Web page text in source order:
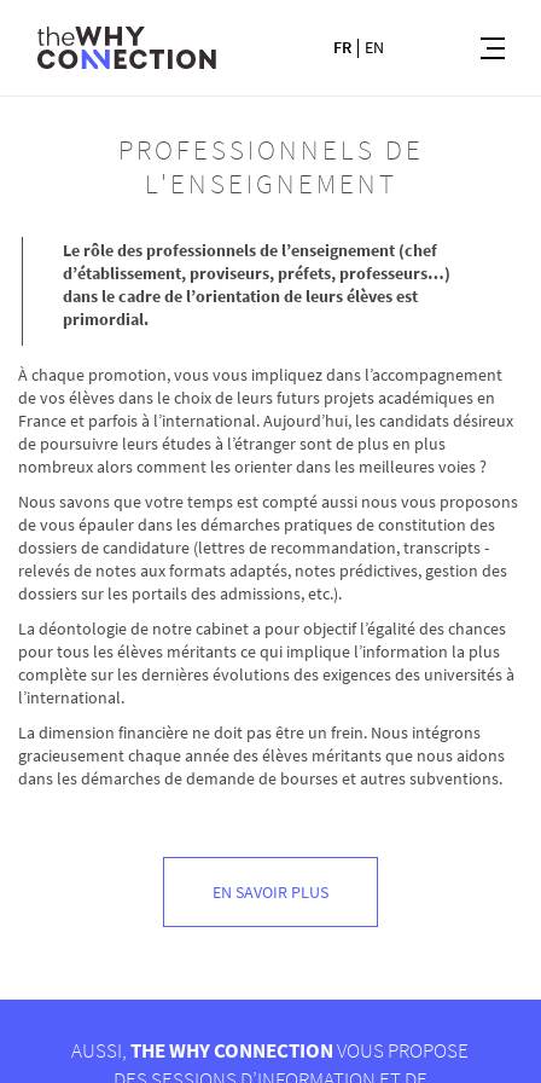
FR EN
PROFESSIONNELS DE
L'ENSEIGNEMENT
Le rôle des professionnels de l’enseignement (chef
d’établissement, proviseurs, préfets, professeurs…)
dans le cadre de l’orientation de leurs élèves est
primordial.
À chaque promotion, vous vous impliquez dans l’accompagnement
de vos élèves dans le choix de leurs futurs projets académiques en
France et parfois à l’international. Aujourd’hui, les candidats désireux
de poursuivre leurs études à l’étranger sont de plus en plus
nombreux alors comment les orienter dans les meilleures voies ?
Nous savons que votre temps est compté aussi nous vous proposons
de vous épauler dans les démarches pratiques de constitution des
dossiers de candidature (lettres de recommandation, transcripts -
relevés de notes aux formats adaptés, notes prédictives, gestion des
dossiers sur les portails des admissions, etc.).
La déontologie de notre cabinet a pour objectif l’égalité des chances
pour tous les élèves méritants ce qui implique l’information la plus
complète sur les dernières évolutions des exigences des universités à
l’international.
La dimension financière ne doit pas être un frein. Nous intégrons
gracieusement chaque année des élèves méritants que nous aidons
dans les démarches de demande de bourses et autres subventions.
EN SAVOIR PLUS
AUSSI,THE WHY CONNECTIONVOUS PROPOSE